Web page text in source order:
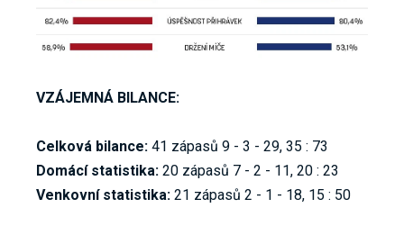
VZÁJEMNÁ BILANCE:
Celková bilance: 41 zápasů 9 - 3 - 29, 35 : 73
Domácí statistika: 20 zápasů 7 - 2 - 11, 20 : 23
Venkovní statistika: 21 zápasů 2 - 1 - 18, 15 : 50